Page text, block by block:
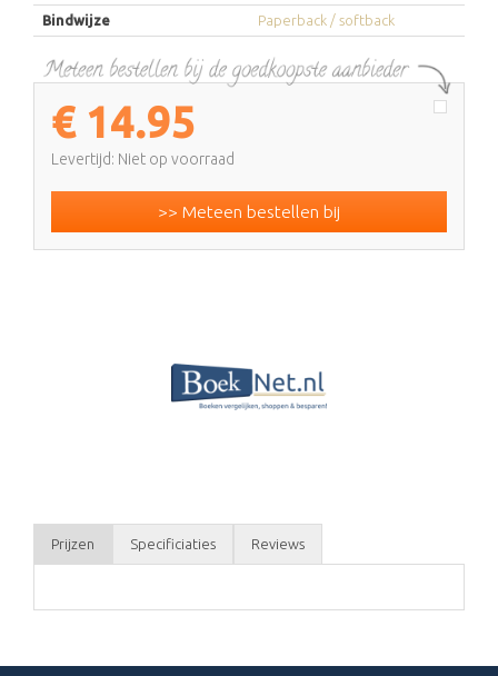
Bindwijze
Paperback / softback
€ 14.95
Levertijd: Niet op voorraad
>> Meteen bestellen bij
Prijzen Specificiaties Reviews